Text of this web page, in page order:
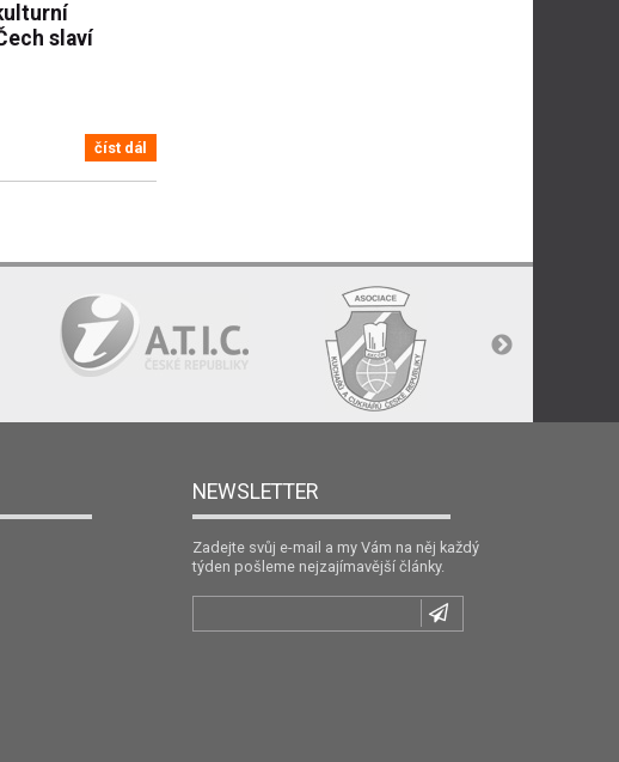
slaví
číst dál
NEWSLETTER
Zadejte svůj e-mail a my Vám na něj každý
týden pošleme nejzajímavější články.